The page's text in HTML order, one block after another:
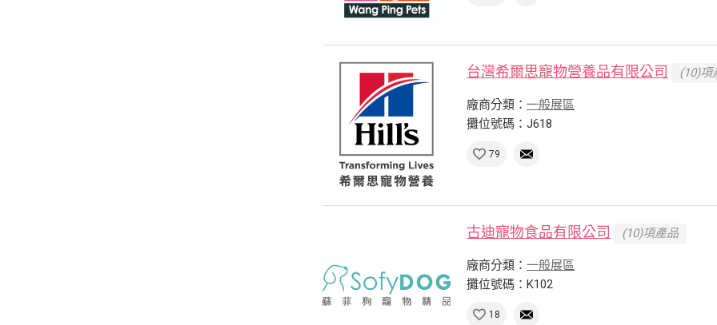
台灣希爾思寵物營養品有限公司 (10)項
廠商分類：一般展區
攤位號碼：J618
79
古迪寵物食品有限公司 (10)項產品
廠商分類：一般展區
攤位號碼：K102
18